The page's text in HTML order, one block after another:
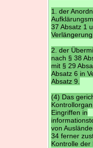
1. der
37 Absatz 1
2. der
nach § 38
mit § 29
Absatz 6 in
Absatz 9.
(4) Das
Eingriffen in
von
34 ferner
Kontrolle der